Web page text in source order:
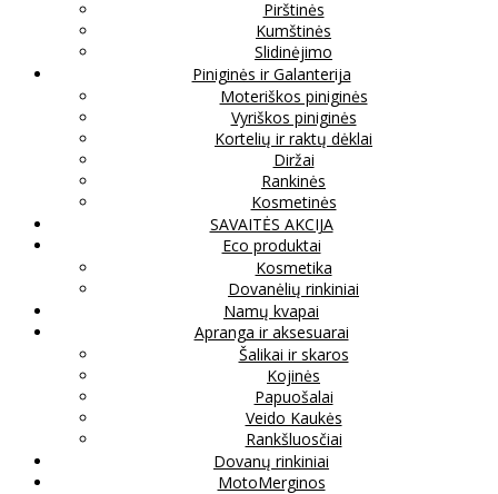
Pirštinės
Kumštinės
Slidinėjimo
Piniginės ir Galanterija
Moteriškos piniginės
Vyriškos piniginės
Kortelių ir raktų dėklai
Diržai
Rankinės
Kosmetinės
SAVAITĖS AKCIJA
Eco produktai
Kosmetika
Dovanėlių rinkiniai
Namų kvapai
Apranga ir aksesuarai
Šalikai ir skaros
Kojinės
Papuošalai
Veido Kaukės
Rankšluosčiai
Dovanų rinkiniai
MotoMerginos